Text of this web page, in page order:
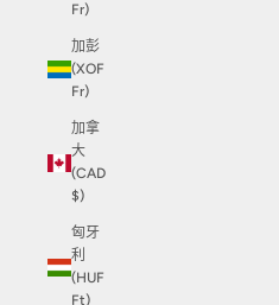
Fr)
加彭
(XOF
Fr)
加拿
大
(CAD
$)
匈牙
利
(HUF
Ft)